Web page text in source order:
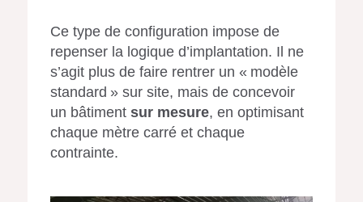
Ce type de configuration impose de
repenser la logique d’implantation. Il ne
s’agit plus de faire rentrer un « modèle
standard » sur site, mais de concevoir
un bâtimentsur mesure, en optimisant
chaque mètre carré et chaque
contrainte.